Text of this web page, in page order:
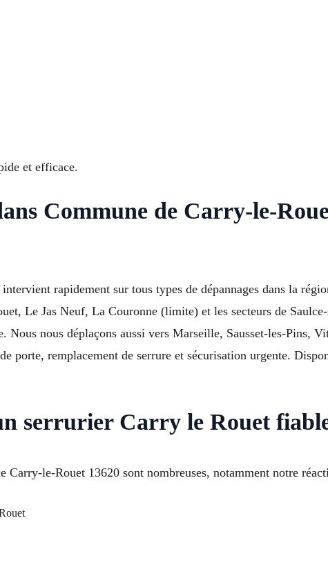
et efficace.
Commune de Carry-le-
rapidement sur tous types de dépannages dans la
Le Jas Neuf, La Couronne (limite) et les secteurs de
nous déplaçons aussi vers Marseille, Sausset-les-Pins,
porte, remplacement de serrure et sécurisation urgente.
serrurier Carry le Rouet
Carry-le-Rouet 13620 sont nombreuses, notamment notre